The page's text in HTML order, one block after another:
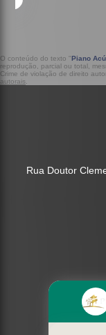
O conteúdo do texto "Piano
reprodução, parcial ou total,
Crime de violação de direito
autorais
Rua Doutor